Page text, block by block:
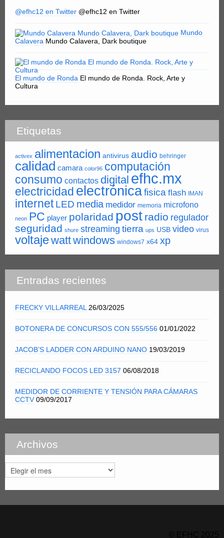
@efhc12 en Twitter @efhc12 en Twitter
Mundo
Calavera Mundo Calavera, Dark boutique
El mundo de Ronda El mundo de Ronda. Rock, Arte y
Cultura
Etiquetas
activex alimentacion antivirus audio behringer
calidad camara color96 computación
consumo contactos digital efhc.mx
electricidad electrónicafisica flash IMAN
internet LED media medidor memoria microfono
neon PC player polaridad post radio regulador
seguridad shure streaming tierra ups USB video virus
voltajewattwindows windows7 x64 xp
Entradas recientes
FRECKY VILLARREAL 26/03/2025
BOTONERA DE CONCURSOS CON 555/556 01/01/2022
JACOB’S LADDER CON ARDUINO NANO 19/03/2019
RECICLANDO FOCOS LED 3157 06/08/2018
MEDIDOR DE CORRIENTE Y TENSIÓN PARA CÁMARAS
CCTV 09/09/2017
Archivos
Archivos